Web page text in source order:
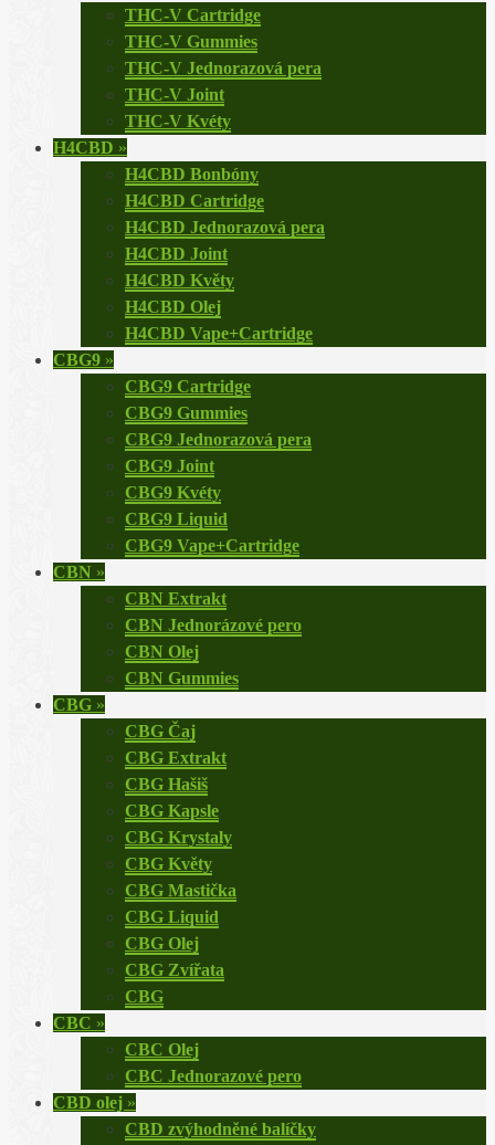
THC-V Cartridge
THC-V Gummies
THC-V Jednorazová pera
THC-V Joint
THC-V Kvéty
H4CBD »
H4CBD Bonbóny
H4CBD Cartridge
H4CBD Jednorazová pera
H4CBD Joint
H4CBD Květy
H4CBD Olej
H4CBD Vape+Cartridge
CBG9 »
CBG9 Cartridge
CBG9 Gummies
CBG9 Jednorazová pera
CBG9 Joint
CBG9 Kvéty
CBG9 Liquid
CBG9 Vape+Cartridge
CBN »
CBN Extrakt
CBN Jednorázové pero
CBN Olej
CBN Gummies
CBG »
CBG Čaj
CBG Extrakt
CBG Hašiš
CBG Kapsle
CBG Krystaly
CBG Květy
CBG Mastička
CBG Liquid
CBG Olej
CBG Zvířata
CBG
CBC »
CBC Olej
CBC Jednorazové pero
CBD olej »
CBD zvýhodněné balíčky